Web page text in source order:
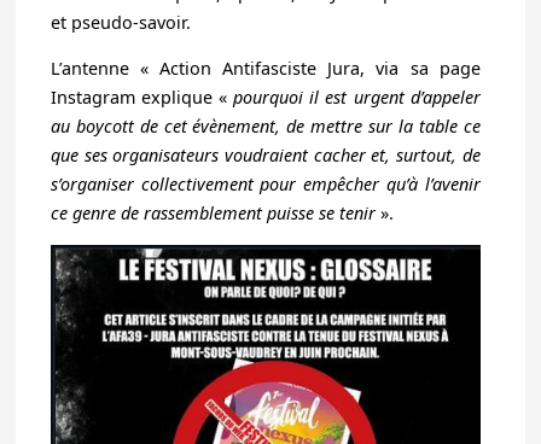
et pseudo-savoir.
L’antenne « Action Antifasciste Jura, via sa page
Instagram explique «pourquoi il est urgent d’appeler
au boycott de cet évènement, de mettre sur la table ce
que ses organisateurs voudraient cacher et, surtout, de
s’organiser collectivement pour empêcher qu’à l’avenir
ce genre de rassemblement puisse se tenir».